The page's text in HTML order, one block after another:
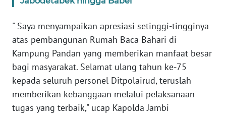
" Saya menyampaikan apresiasi setinggi-tingginya
atas pembangunan Rumah Baca Bahari di
Kampung Pandan yang memberikan manfaat besar
bagi masyarakat. Selamat ulang tahun ke-75
kepada seluruh personel Ditpolairud, teruslah
memberikan kebanggaan melalui pelaksanaan
tugas yang terbaik," ucap Kapolda Jambi
WN
SULTRA
WN
NTB
WN